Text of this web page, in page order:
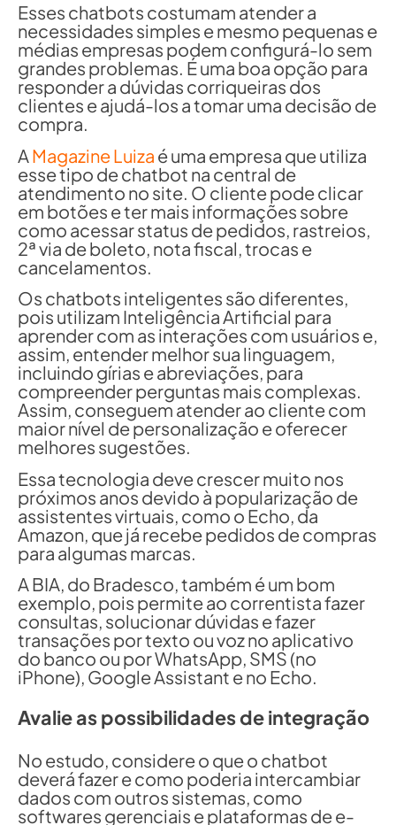
Esses chatbots costumam atender a
necessidades simples e mesmo pequenas e
médias empresas podem configurá-lo sem
grandes problemas. É uma boa opção para
responder a dúvidas corriqueiras dos
clientes e ajudá-los a tomar uma decisão de
compra.
A Magazine Luiza é uma empresa que utiliza
esse tipo de chatbot na central de
atendimento no site. O cliente pode clicar
em botões e ter mais informações sobre
como acessar status de pedidos, rastreios,
2ª via de boleto, nota fiscal, trocas e
cancelamentos.
Os chatbots inteligentes são diferentes,
pois utilizam Inteligência Artificial para
aprender com as interações com usuários e,
assim, entender melhor sua linguagem,
incluindo gírias e abreviações, para
compreender perguntas mais complexas.
Assim, conseguem atender ao cliente com
maior nível de personalização e oferecer
melhores sugestões.
Essa tecnologia deve crescer muito nos
próximos anos devido à popularização de
assistentes virtuais, como o Echo, da
Amazon, que já recebe pedidos de compras
para algumas marcas.
A BIA, do Bradesco, também é um bom
exemplo, pois permite ao correntista fazer
consultas, solucionar dúvidas e fazer
transações por texto ou voz no aplicativo
do banco ou por WhatsApp, SMS (no
iPhone), Google Assistant e no Echo.
Avalie as possibilidades de integração
No estudo, considere o que o chatbot
deverá fazer e como poderia intercambiar
dados com outros sistemas, como
softwares gerenciais e plataformas de e-